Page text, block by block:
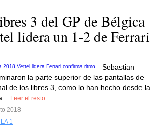
3 del GP de Bélgica
lidera un 1-2 de Ferrari
Sebastian
la parte superior de las pantallas de
de los libres 3, como lo han hecho desde la
Leer el resto
2018
1